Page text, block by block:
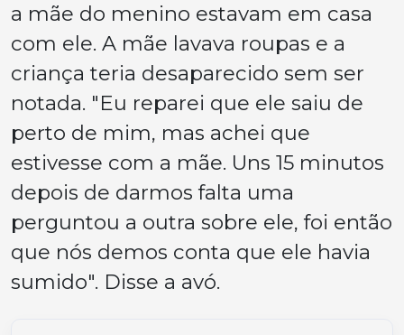
a mãe do menino estavam em casa
com ele. A mãe lavava roupas e a
criança teria desaparecido sem ser
notada. "Eu reparei que ele saiu de
perto de mim, mas achei que
estivesse com a mãe. Uns 15 minutos
depois de darmos falta uma
perguntou a outra sobre ele, foi então
que nós demos conta que ele havia
sumido". Disse a avó.